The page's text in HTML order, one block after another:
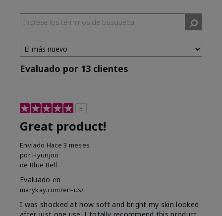
Evaluado por 13 clientes
5
Great product!
Enviado Hace 3 meses
por Hyunjoo
de Blue Bell
Evaluado en
marykay.com/en-us/
I was shocked at how soft and bright my skin looked